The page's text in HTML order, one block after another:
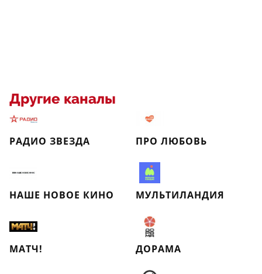
Другие каналы
РАДИО ЗВЕЗДА ПРО ЛЮБОВЬ
НАШЕ НОВОЕ КИНО МУЛЬТИЛАНДИЯ
МАТЧ! ДОРАМА